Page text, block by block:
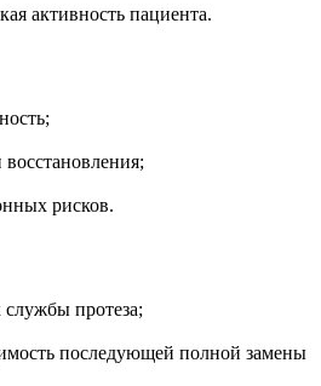
активность пациента.
рисков.
протеза;
последующей полной замены